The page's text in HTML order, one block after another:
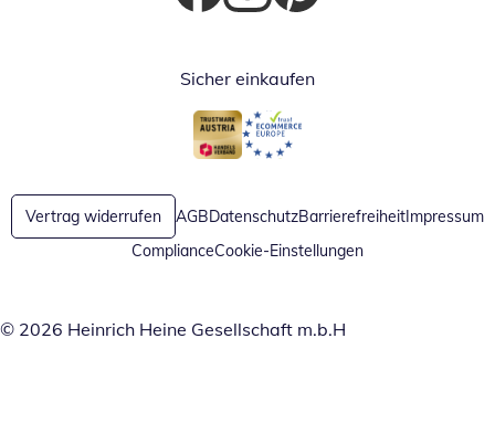
Öffnet in neuem Fenster
Öffnet in neuem Fenster
Öffnet in neuem Fenster
Sicher einkaufen
Öffnet in neuem Fenster
Öffnet in neuem Fenster
Vertrag widerrufen AGBDatenschutzBarrierefreiheitImpressum
ComplianceCookie-Einstellungen
© 2026 Heinrich Heine Gesellschaft m.b.H